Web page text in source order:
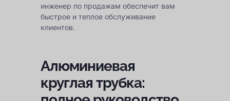
инженер по продажам обеспечит вам
быстрое и теплое обслуживание
клиентов.
Алюминиевая
круглая трубка: